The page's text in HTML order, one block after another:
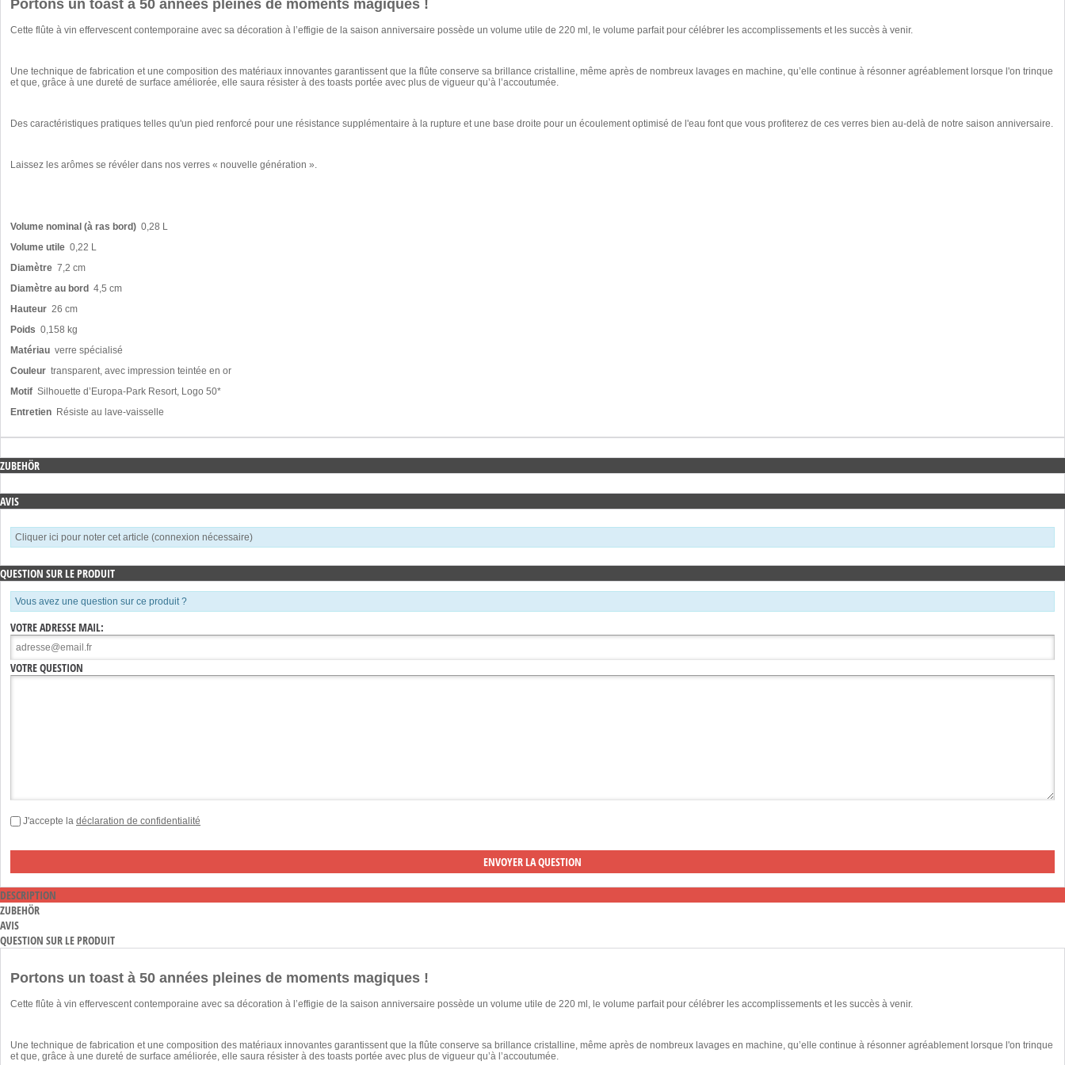
Portons un toast à 50 années pleines de moments magiques !
Cette flûte à vin effervescent contemporaine avec sa décoration à l’effigie de la saison anniversaire possède un volume utile de 220 ml, le volume parfait pour célébrer les accomplissements et les succès à venir.
Une technique de fabrication et une composition des matériaux innovantes garantissent que la flûte conserve sa brillance cristalline, même après de nombreux lavages en machine, qu’elle continue à résonner agréablement lorsque l'on trinque
et que, grâce à une dureté de surface améliorée, elle saura résister à des toasts portée avec plus de vigueur qu’à l’accoutumée.
Des caractéristiques pratiques telles qu'un pied renforcé pour une résistance supplémentaire à la rupture et une base droite pour un écoulement optimisé de l'eau font que vous profiterez de ces verres bien au-delà de notre saison anniversaire.
Laissez les arômes se révéler dans nos verres « nouvelle génération ».
Volume nominal (à ras bord) 0,28 L
Volume utile 0,22 L
Diamètre 7,2 cm
Diamètre au bord 4,5 cm
Hauteur 26 cm
Poids 0,158 kg
Matériau verre spécialisé
Couleur transparent, avec impression teintée en or
Motif Silhouette d’Europa-Park Resort, Logo 50*
Entretien Résiste au lave-vaisselle
ZUBEHÖR
AVIS
Cliquer ici pour noter cet article (connexion nécessaire)
QUESTION SUR LE PRODUIT
Vous avez une question sur ce produit ?
VOTRE ADRESSE MAIL:
VOTRE QUESTION
J'accepte la déclaration de confidentialité
DESCRIPTION
ZUBEHÖR
AVIS
QUESTION SUR LE PRODUIT
Portons un toast à 50 années pleines de moments magiques !
Cette flûte à vin effervescent contemporaine avec sa décoration à l’effigie de la saison anniversaire possède un volume utile de 220 ml, le volume parfait pour célébrer les accomplissements et les succès à venir.
Une technique de fabrication et une composition des matériaux innovantes garantissent que la flûte conserve sa brillance cristalline, même après de nombreux lavages en machine, qu’elle continue à résonner agréablement lorsque l'on trinque
et que, grâce à une dureté de surface améliorée, elle saura résister à des toasts portée avec plus de vigueur qu’à l’accoutumée.